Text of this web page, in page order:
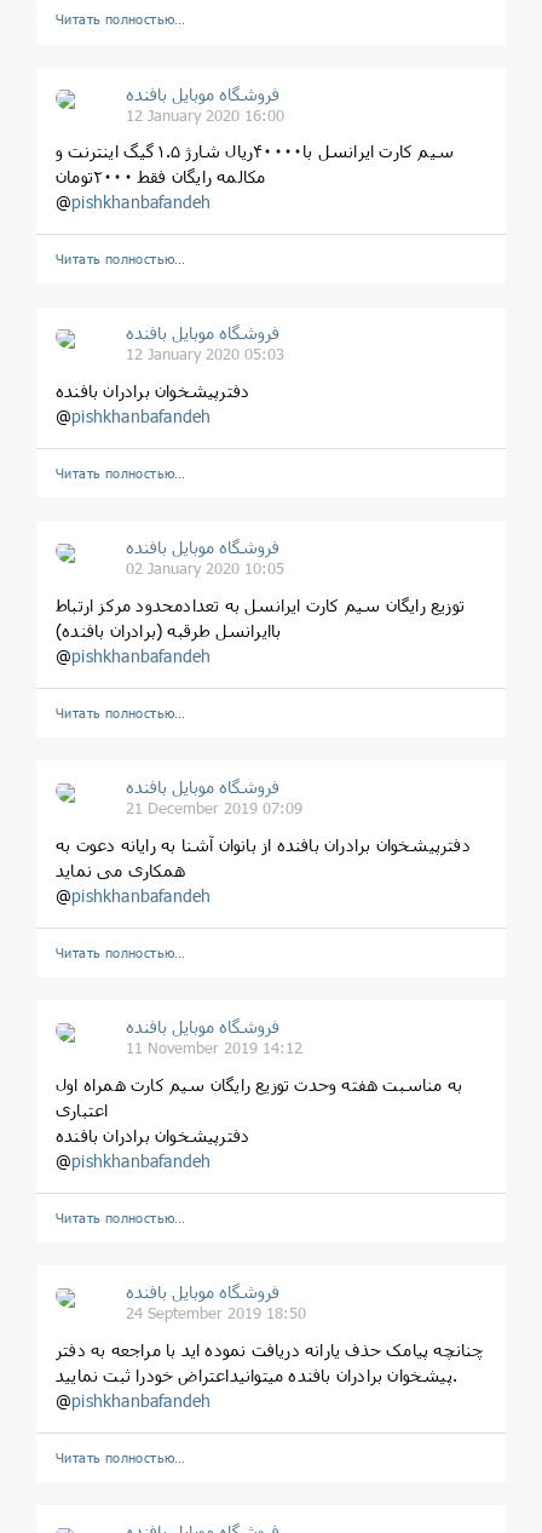
Читать полностью…
فروشگاه موبایل بافنده
12 January 2020 16:00
سیم کارت ایرانسل با۴۰۰۰۰ریال شارژ ۱.۵گیگ اینترنت و
مکالمه رایگان فقط ۲۰۰۰تومان
@pishkhanbafandeh
Читать полностью…
فروشگاه موبایل بافنده
12 January 2020 05:03
دفترپیشخوان برادران بافنده
@pishkhanbafandeh
Читать полностью…
فروشگاه موبایل بافنده
02 January 2020 10:05
توزیع رایگان سیم کارت ایرانسل به تعدادمحدود مرکز ارتباط
باایرانسل طرقبه (برادران بافنده)
@pishkhanbafandeh
Читать полностью…
فروشگاه موبایل بافنده
21 December 2019 07:09
دفترپیشخوان برادران بافنده از بانوان آشنا به رایانه دعوت به
همکاری می نماید
@pishkhanbafandeh
Читать полностью…
فروشگاه موبایل بافنده
11 November 2019 14:12
به مناسبت هفته وحدت توزیع رایگان سیم کارت همراه اول
اعتباری
دفترپیشخوان برادران بافنده
@pishkhanbafandeh
Читать полностью…
فروشگاه موبایل بافنده
24 September 2019 18:50
چنانچه پیامک حذف یارانه دریافت نموده اید با مراجعه به دفتر
پیشخوان برادران بافنده میتوانیداعتراض خودرا ثبت نمایید.
@pishkhanbafandeh
Читать полностью…